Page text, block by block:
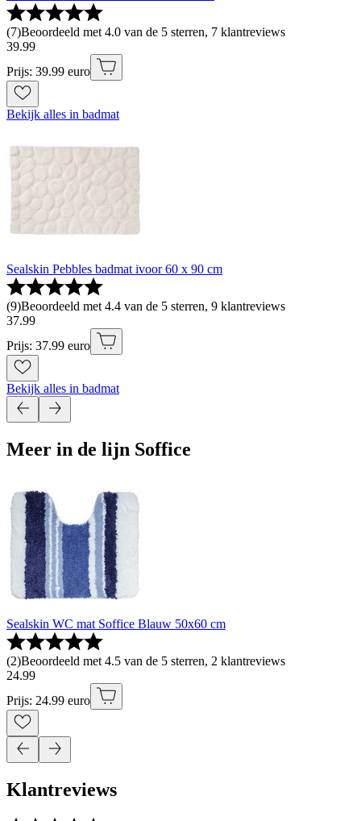
(7)Beoordeeld met 4.0 van de 5 sterren, 7 klantreviews
39.99
Prijs: 39.99 euro
Bekijk alles in badmat
Sealskin Pebbles badmat ivoor 60 x 90 cm
(9)Beoordeeld met 4.4 van de 5 sterren, 9 klantreviews
37.99
Prijs: 37.99 euro
Bekijk alles in badmat
Meer in de lijn Soffice
Sealskin WC mat Soffice Blauw 50x60 cm
(2)Beoordeeld met 4.5 van de 5 sterren, 2 klantreviews
24.99
Prijs: 24.99 euro
Klantreviews